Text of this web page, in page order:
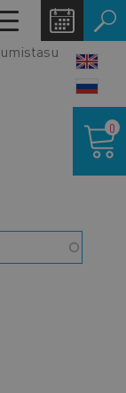
Toggle
navigation
0